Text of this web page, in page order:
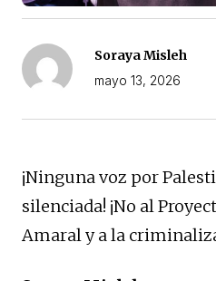
Soraya Misleh
mayo 13, 2026
¡Ninguna voz por
silenciada! ¡No al
Amaral y a la